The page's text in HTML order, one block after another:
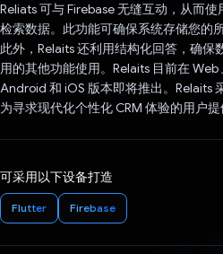
Reliats 可与 Firebase 无缝互动，从而
检索数据。此功能可确保系统存储您的
此外，Relaits 还利用结构化回答，确
用的其他功能使用。Relaits 目前在
Android 和 iOS 版本即将推出。Relaits
为寻求现代化个性化 CRM 体验的用户
可采用以下设备打造
Flutter Firebase